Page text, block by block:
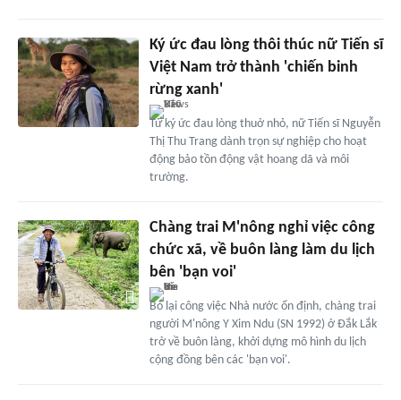
Ký ức đau lòng thôi thúc nữ Tiến sĩ
Việt Nam trở thành 'chiến binh
rừng xanh'
Từ ký ức đau lòng thuở nhỏ, nữ Tiến sĩ Nguyễn
Thị Thu Trang dành trọn sự nghiệp cho hoạt
động bảo tồn động vật hoang dã và môi
trường.
Chàng trai M'nông nghỉ việc công
chức xã, về buôn làng làm du lịch
bên 'bạn voi'
Bỏ lại công việc Nhà nước ổn định, chàng trai
người M'nông Y Xim Ndu (SN 1992) ở Đắk Lắk
trở về buôn làng, khởi dựng mô hình du lịch
cộng đồng bên các 'bạn voi'.